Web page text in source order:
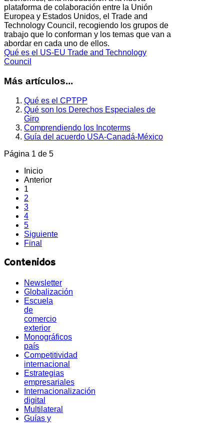
plataforma de colaboración entre la Unión
Europea y Estados Unidos, el Trade and
Technology Council, recogiendo los grupos de
trabajo que lo conforman y los temas que van a
abordar en cada uno de ellos.
Qué es el US-EU Trade and Technology
Council
Más artículos...
Qué es el CPTPP
Qué son los Derechos Especiales de
Giro
Comprendiendo los Incoterms
Guía del acuerdo USA-Canadá-México
Página 1 de 5
Inicio
Anterior
1
2
3
4
5
Siguiente
Final
Contenidos
Newsletter
Globalización
Escuela
de
comercio
exterior
Monográficos
país
Competitividad
internacional
Estrategias
empresariales
Internacionalización
digital
Multilateral
Guías y